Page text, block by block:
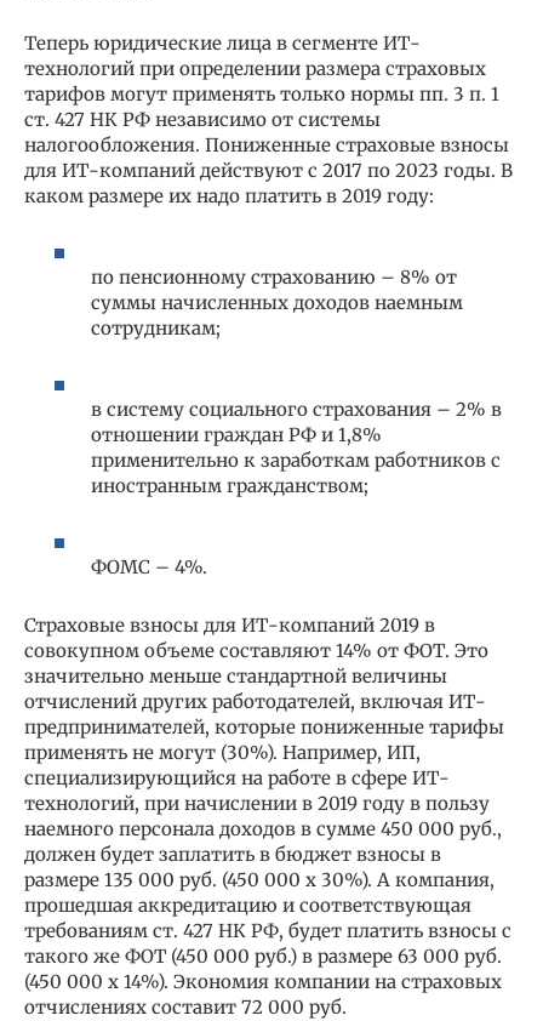
Теперь юридические лица в сегменте ИТ-
технологий при определении размера страховых
тарифов могут применять только нормы пп. 3 п. 1
ст. 427 НК РФ независимо от системы
налогообложения. Пониженные страховые взносы
для ИТ-компаний действуют с 2017 по 2023 годы. В
каком размере их надо платить в 2019 году:
по пенсионному страхованию – 8% от
суммы начисленных доходов наемным
сотрудникам;
в систему социального страхования – 2% в
отношении граждан РФ и 1,8%
применительно к заработкам работников с
иностранным гражданством;
ФОМС – 4%.
Страховые взносы для ИТ-компаний 2019 в
совокупном объеме составляют 14% от ФОТ. Это
значительно меньше стандартной величины
отчислений других работодателей, включая ИТ-
предпринимателей, которые пониженные тарифы
применять не могут (30%). Например, ИП,
специализирующийся на работе в сфере ИТ-
технологий, при начислении в 2019 году в пользу
наемного персонала доходов в сумме 450 000 руб.,
должен будет заплатить в бюджет взносы в
размере 135 000 руб. (450 000 х 30%). А компания,
прошедшая аккредитацию и соответствующая
требованиям ст. 427 НК РФ, будет платить взносы с
такого же ФОТ (450 000 руб.) в размере 63 000 руб.
(450 000 х 14%). Экономия компании на страховых
отчислениях составит 72 000 руб.